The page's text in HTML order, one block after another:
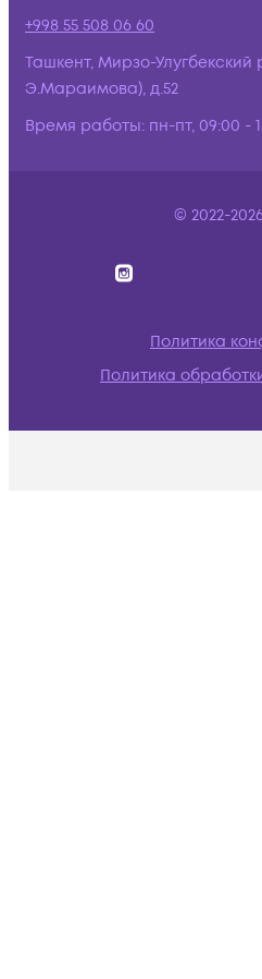
+998 55 508 06 60
Ташкент, Мирзо-
Э.Мараимова), д.52
Время работы: пн-пт, 09:00 -
© 2022-
Политика
Политика